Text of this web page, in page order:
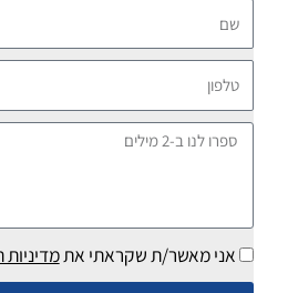
טלפון
ספרו
מילים
אני מאשר/ת שקראתי את